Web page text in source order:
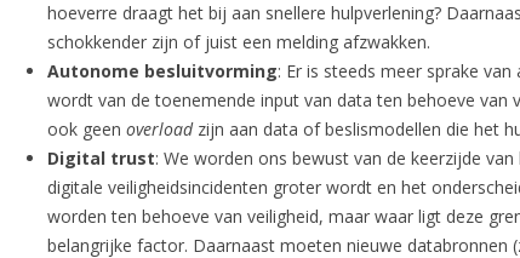
hoeverre draagt het bij aan snellere hulpverlening?
schokkender zijn of juist een melding afzwakken.
Autonome besluitvorming: Er is steeds meer sprake
wordt van de toenemende input van data ten behoeve van
ook geen overloadzijn aan data of beslismodellen die het
Digital trust: We worden ons bewust van de keerzijde
digitale veiligheidsincidenten groter wordt en het
worden ten behoeve van veiligheid, maar waar ligt deze
belangrijke factor. Daarnaast moeten nieuwe